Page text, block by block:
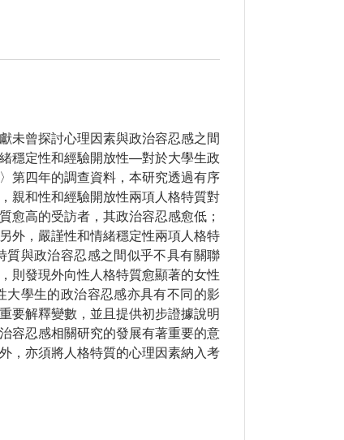
未曾探討心理因素與政治容忍感之間
穩定性和經驗開放性—對於大學生政
第四年的調查資料，本研究透過有序
親和性和經驗開放性兩項人格特質對
愈高的受訪者，其政治容忍感愈低；
外，嚴謹性和情緒穩定性兩項人格特
與政治容忍感之間似乎不具有關聯
則發現外向性人格特質愈顯著的女性
學生的政治容忍感亦具有不同的影
要解釋變數，並且提供初步證據說明
容忍感相關研究的發展有著重要的意
，亦須將人格特質的心理因素納入考